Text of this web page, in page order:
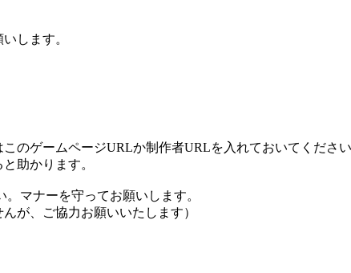
します。
のゲームページURLか制作者URLを入れておいてください
助かります。
マナーを守ってお願いします。
が、ご協力お願いいたします）